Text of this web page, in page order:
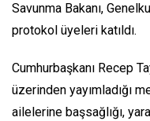
Savunma Bakanı,
protokol üyeleri katıldı.
Cumhurbaşkanı Recep
üzerinden yayımladığı
ailelerine başsağlığı,